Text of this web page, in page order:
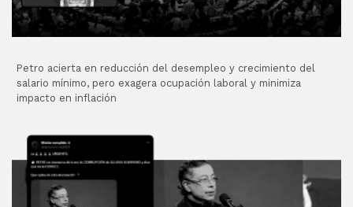
Petro acierta en reducción del desempleo y crecimiento del
salario mínimo, pero exagera ocupación laboral y minimiza
impacto en inflación